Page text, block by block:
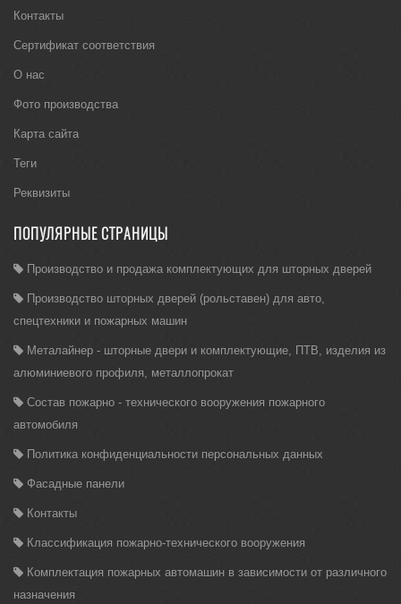
Контакты
Сертификат соответствия
О нас
Фото производства
Карта сайта
Теги
Реквизиты
ПОПУЛЯРНЫЕ СТРАНИЦЫ
Производство и продажа комплектующих для шторных дверей
Производство шторных дверей (рольставен) для авто,
спецтехники и пожарных машин
Металайнер - шторные двери и комплектующие, ПТВ, изделия из
алюминиевого профиля, металлопрокат
Состав пожарно - технического вооружения пожарного
автомобиля
Политика конфиденциальности персональных данных
Фасадные панели
Контакты
Классификация пожарно-технического вооружения
Комплектация пожарных автомашин в зависимости от различного
назначения